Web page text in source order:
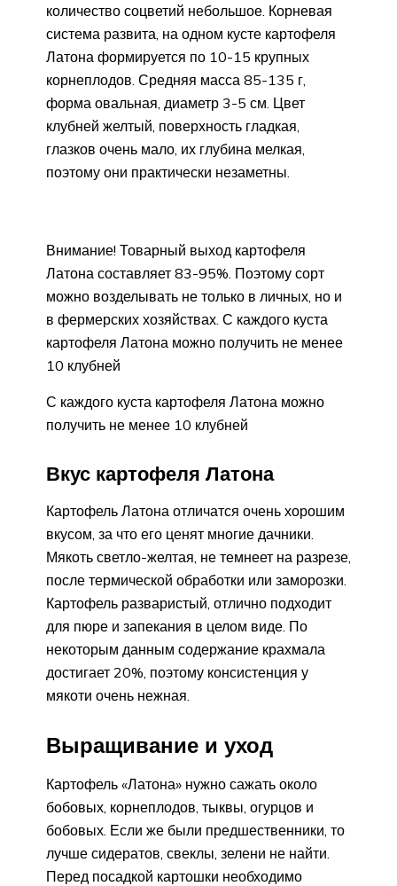
количество соцветий небольшое. Корневая
система развита, на одном кусте картофеля
Латона формируется по 10-15 крупных
корнеплодов. Средняя масса 85-135 г,
форма овальная, диаметр 3-5 см. Цвет
клубней желтый, поверхность гладкая,
глазков очень мало, их глубина мелкая,
поэтому они практически незаметны.
Внимание! Товарный выход картофеля
Латона составляет 83-95%. Поэтому сорт
можно возделывать не только в личных, но и
в фермерских хозяйствах. С каждого куста
картофеля Латона можно получить не менее
10 клубней
С каждого куста картофеля Латона можно
получить не менее 10 клубней
Вкус картофеля Латона
Картофель Латона отличатся очень хорошим
вкусом, за что его ценят многие дачники.
Мякоть светло-желтая, не темнеет на разрезе,
после термической обработки или заморозки.
Картофель разваристый, отлично подходит
для пюре и запекания в целом виде. По
некоторым данным содержание крахмала
достигает 20%, поэтому консистенция у
мякоти очень нежная.
Выращивание и уход
Картофель «Латона» нужно сажать около
бобовых, корнеплодов, тыквы, огурцов и
бобовых. Если же были предшественники, то
лучше сидератов, свеклы, зелени не найти.
Перед посадкой картошки необходимо